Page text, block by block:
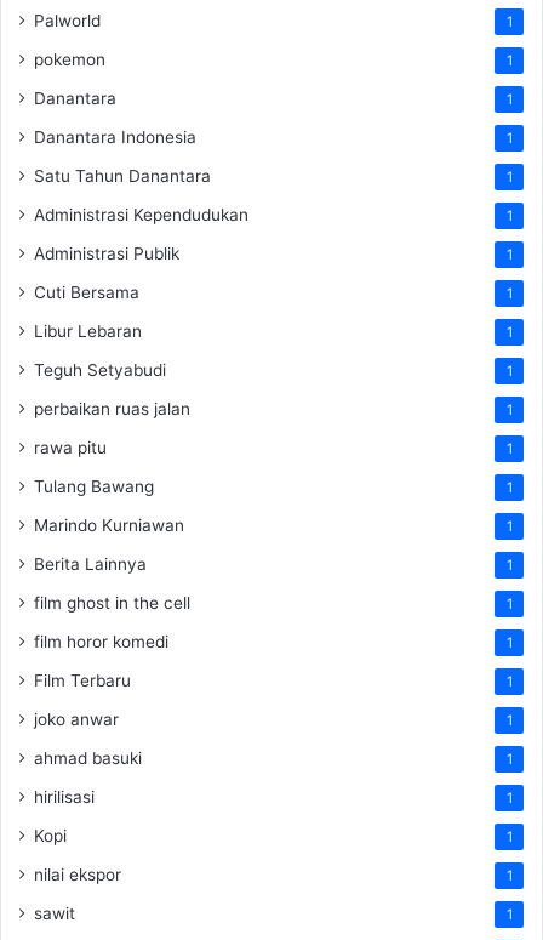
Palworld 1
pokemon 1
Danantara 1
Danantara Indonesia 1
Satu Tahun Danantara 1
Administrasi Kependudukan 1
Administrasi Publik 1
Cuti Bersama 1
Libur Lebaran 1
Teguh Setyabudi 1
perbaikan ruas jalan 1
rawa pitu 1
Tulang Bawang 1
Marindo Kurniawan 1
Berita Lainnya 1
film ghost in the cell 1
film horor komedi 1
Film Terbaru 1
joko anwar 1
ahmad basuki 1
hirilisasi 1
Kopi 1
nilai ekspor 1
sawit 1